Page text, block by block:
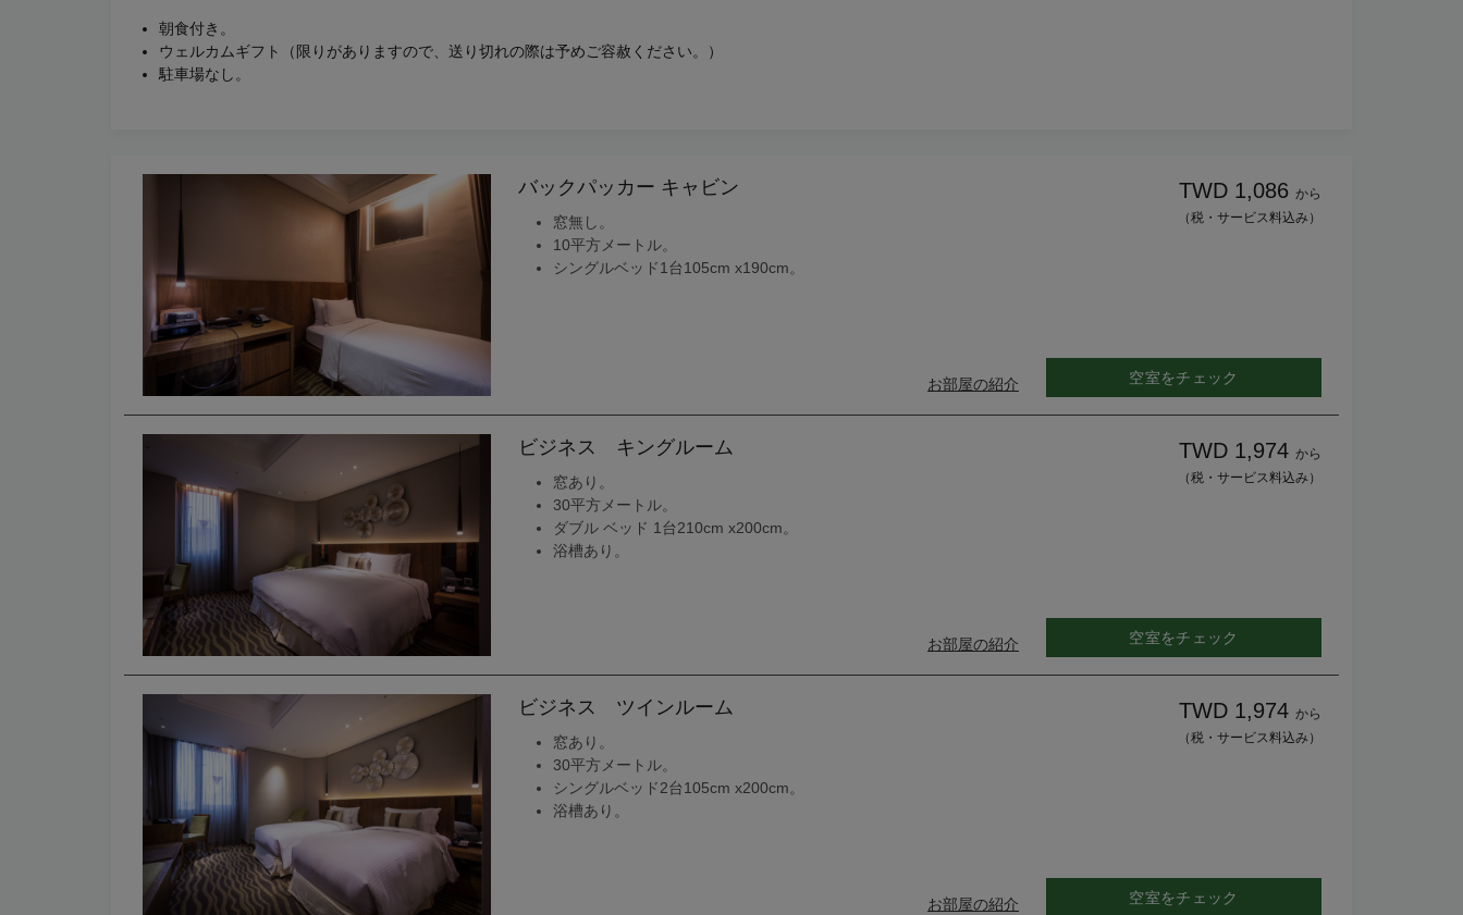
朝食付き。
ウェルカムギフト（限りがありますので、送り切れの際は予めご容赦ください。）
駐車場なし。
バックパッカー キャビン
窓無し。
10平方メートル。
シングルベッド1台105cm x190cm。
お部屋の紹介
TWD 1,086 から
（税・サービス料込み）
空室をチェック
ビジネス キングルーム
窓あり。
30平方メートル。
ダブル ベッド 1台210cm x200cm。
浴槽あり。
お部屋の紹介
TWD 1,974 から
（税・サービス料込み）
空室をチェック
ビジネス ツインルーム
窓あり。
30平方メートル。
シングルベッド2台105cm x200cm。
浴槽あり。
お部屋の紹介
TWD 1,974 から
（税・サービス料込み）
空室をチェック